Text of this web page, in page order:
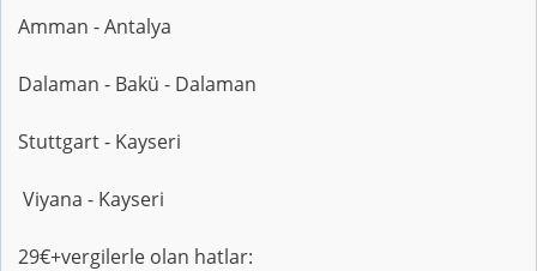
Amman - Antalya
Dalaman - Bakü - Dalaman
Stuttgart - Kayseri
Viyana - Kayseri
29€+vergilerle olan hatlar: